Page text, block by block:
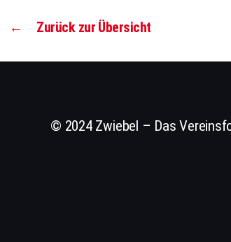
← Zurück zur Übersicht
© 2024 Zwiebel – Das